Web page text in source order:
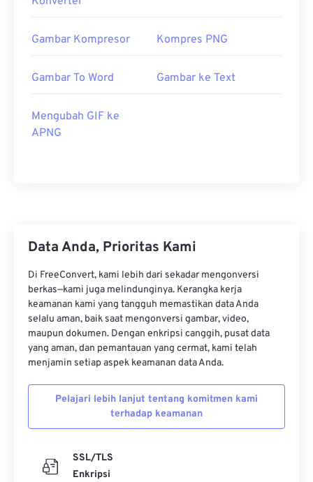
Gambar Kompresor Kompres PNG
Gambar To Word Gambar ke Text
Mengubah GIF ke
APNG
Data Anda, Prioritas Kami
Di FreeConvert, kami lebih dari sekadar mengonversi
berkas—kami juga melindunginya. Kerangka kerja
keamanan kami yang tangguh memastikan data Anda
selalu aman, baik saat mengonversi gambar, video,
maupun dokumen. Dengan enkripsi canggih, pusat data
yang aman, dan pemantauan yang cermat, kami telah
menjamin setiap aspek keamanan data Anda.
Pelajari lebih lanjut tentang komitmen kami
terhadap keamanan
SSL/TLS
Enkripsi